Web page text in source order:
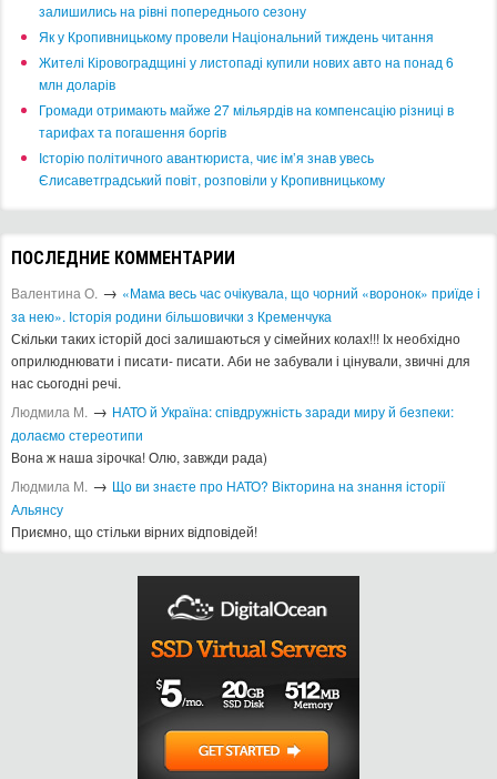
залишились на рівні попереднього сезону
​Як у Кропивницькому провели Національний тиждень читання
​Жителі Кіровоградщині у листопаді купили нових авто на понад 6
млн доларів
​Громади отримають майже 27 мільярдів на компенсацію різниці в
тарифах та погашення боргів
Історію політичного авантюриста, чиє ім’я знав увесь
Єлисаветградський повіт, розповіли у Кропивницькому
ПОСЛЕДНИЕ КОММЕНТАРИИ
Валентина О. → «Мама весь час очікувала, що чорний «воронок» приїде і
за нею». Історія родини більшовички з Кременчука
Скільки таких історій досі залишаються у сімейних колах!!! Іх необхідно
оприлюднювати і писати- писати. Аби не забували і цінували, звичні для
нас сьогодні речі.
Людмила М. → ​НАТО й Україна: співдружність заради миру й безпеки:
долаємо стереотипи
Вона ж наша зірочка! Олю, завжди рада)
Людмила М. → Що ви знаєте про НАТО? Вікторина на знання історії
Альянсу ​
Приємно, що стільки вірних відповідей!